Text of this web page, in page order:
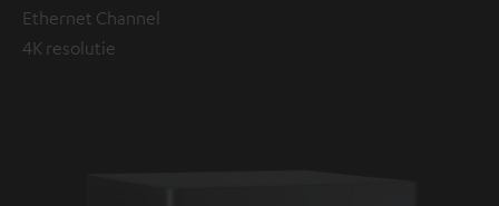
Ethernet Channel
4K resolutie